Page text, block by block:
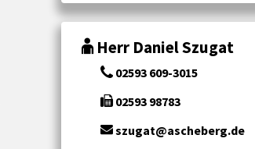
Herr Daniel Szugat
02593 609-3015
02593 98783
szugat@ascheberg.de